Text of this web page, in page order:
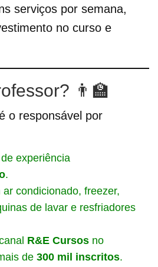
serviços por semana,
no curso e
👨‍🏫
o responsável por
experiência
.
condicionado, freezer,
de lavar e resfriadores
R&E Cursos no
de 300 mil inscritos.